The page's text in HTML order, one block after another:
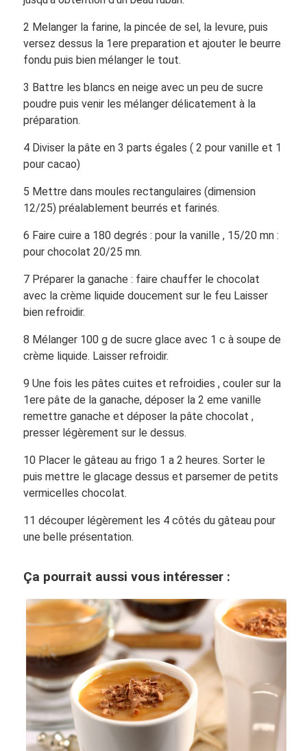
2 Melanger la farine, la pincée de sel, la levure, puis
versez dessus la 1ere preparation et ajouter le beurre
fondu puis bien mélanger le tout.
3 Battre les blancs en neige avec un peu de sucre
poudre puis venir les mélanger délicatement à la
préparation.
4 Diviser la pâte en 3 parts égales ( 2 pour vanille et 1
pour cacao)
5 Mettre dans moules rectangulaires (dimension
12/25) préalablement beurrés et farinés.
6 Faire cuire a 180 degrés : pour la vanille , 15/20 mn :
pour chocolat 20/25 mn.
7 Préparer la ganache : faire chauffer le chocolat
avec la crème liquide doucement sur le feu Laisser
bien refroidir.
8 Mélanger 100 g de sucre glace avec 1 c à soupe de
crème liquide. Laisser refroidir.
9 Une fois les pâtes cuites et refroidies , couler sur la
1ere pâte de la ganache, déposer la 2 eme vanille
remettre ganache et déposer la pâte chocolat ,
presser légèrement sur le dessus.
10 Placer le gâteau au frigo 1 a 2 heures. Sorter le
puis mettre le glacage dessus et parsemer de petits
vermicelles chocolat.
11 découper légèrement les 4 côtés du gâteau pour
une belle présentation.
Ça pourrait aussi vous intéresser :